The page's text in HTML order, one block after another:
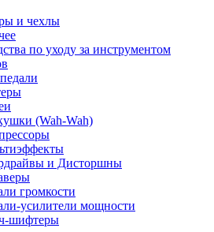
и чехлы
по уходу за инструментом
(Wah-Wah)
и Дисторшны
громкости
усилители мощности
шифтеры